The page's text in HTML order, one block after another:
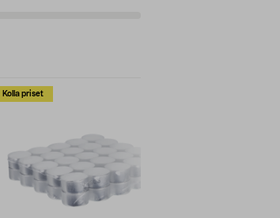
Kolla priset